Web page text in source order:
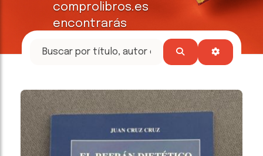
comprolibros.es
encontrarás
tesoros